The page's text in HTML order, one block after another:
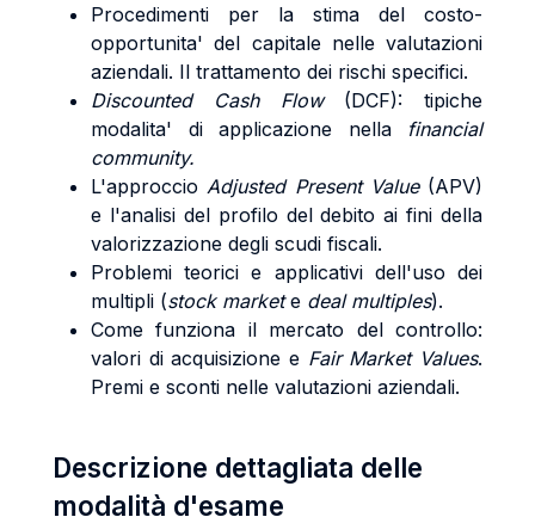
Procedimenti per la stima del costo-
opportunita' del capitale nelle valutazioni
aziendali. Il trattamento dei rischi specifici.
Discounted Cash Flow(DCF): tipiche
modalita' di applicazione nella financial
community.
L'approccioAdjusted Present Value(APV)
e l'analisi del profilo del debito ai fini della
valorizzazione degli scudi fiscali.
Problemi teorici e applicativi dell'uso dei
multipli (stock markete deal multiples).
Come funziona il mercato del controllo:
valori di acquisizione e Fair Market Values.
Premi e sconti nelle valutazioni aziendali.
Descrizione dettagliata delle
modalità d'esame